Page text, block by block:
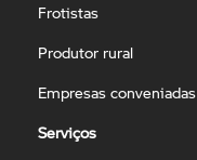
Frotistas
Produtor rural
Empresas conveniadas
Serviços